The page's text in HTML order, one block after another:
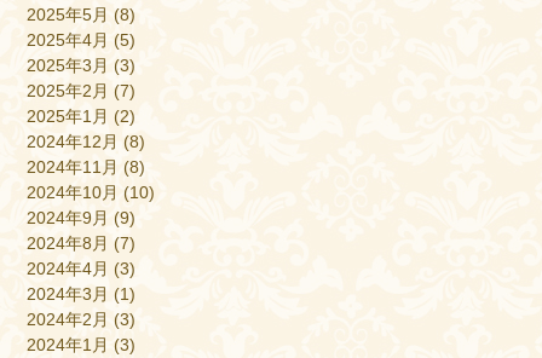
2025年5月 (8)
2025年4月 (5)
2025年3月 (3)
2025年2月 (7)
2025年1月 (2)
2024年12月 (8)
2024年11月 (8)
2024年10月 (10)
2024年9月 (9)
2024年8月 (7)
2024年4月 (3)
2024年3月 (1)
2024年2月 (3)
2024年1月 (3)